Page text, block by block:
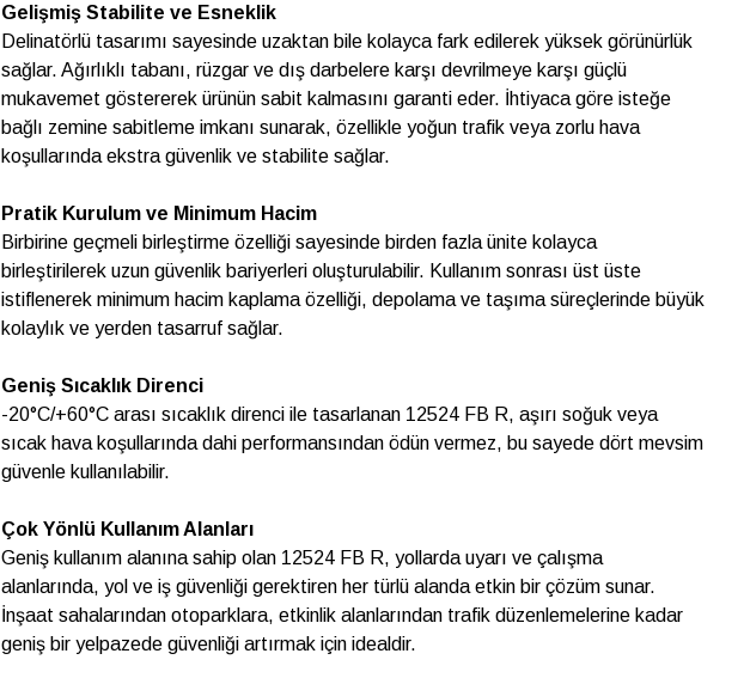
Gelişmiş Stabilite ve Esneklik
Delinatörlü tasarımı sayesinde uzaktan bile kolayca fark edilerek yüksek görünürlük
sağlar. Ağırlıklı tabanı, rüzgar ve dış darbelere karşı devrilmeye karşı güçlü
mukavemet göstererek ürünün sabit kalmasını garanti eder. İhtiyaca göre isteğe
bağlı zemine sabitleme imkanı sunarak, özellikle yoğun trafik veya zorlu hava
koşullarında ekstra güvenlik ve stabilite sağlar.
Pratik Kurulum ve Minimum Hacim
Birbirine geçmeli birleştirme özelliği sayesinde birden fazla ünite kolayca
birleştirilerek uzun güvenlik bariyerleri oluşturulabilir. Kullanım sonrası üst üste
istiflenerek minimum hacim kaplama özelliği, depolama ve taşıma süreçlerinde büyük
kolaylık ve yerden tasarruf sağlar.
Geniş Sıcaklık Direnci
-20°C/+60°C arası sıcaklık direnci ile tasarlanan 12524 FB R, aşırı soğuk veya
sıcak hava koşullarında dahi performansından ödün vermez, bu sayede dört mevsim
güvenle kullanılabilir.
Çok Yönlü Kullanım Alanları
Geniş kullanım alanına sahip olan 12524 FB R, yollarda uyarı ve çalışma
alanlarında, yol ve iş güvenliği gerektiren her türlü alanda etkin bir çözüm sunar.
İnşaat sahalarından otoparklara, etkinlik alanlarından trafik düzenlemelerine kadar
geniş bir yelpazede güvenliği artırmak için idealdir.